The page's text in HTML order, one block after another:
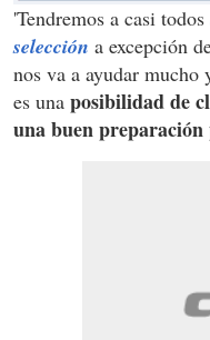
'Tendremos a casi todos
selección a excepción
nos va a ayudar
es una posibilidad de
una buen